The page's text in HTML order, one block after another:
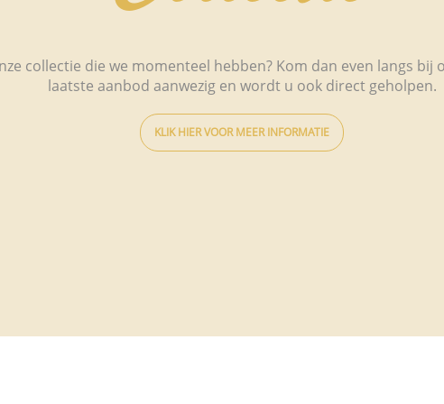
collectie die we momenteel hebben? Kom dan even langs
laatste aanbod aanwezig en wordt u ook direct geholpen.
KLIK HIER VOOR MEER INFORMATIE